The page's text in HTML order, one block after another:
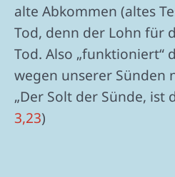
alte Abkommen (altes
Tod, denn der Lohn für
Tod. Also „funktioniert“
wegen unserer Sünden
„Der Solt der Sünde, ist
3,23)